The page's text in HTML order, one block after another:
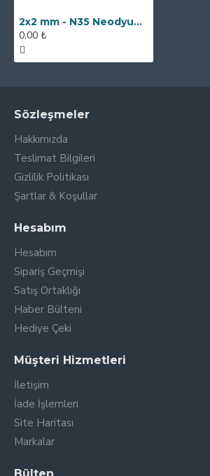
2x2 mm - N35 Neodyum Mıknatıs
0,00 ₺
Sözleşmeler
Hakkımızda
Teslimat Bilgileri
Gizlilik Politikası
Şartlar & Koşullar
Hesabım
Hesabım
Sipariş Geçmişi
Satış Ortaklığı
Haber Bülteni
Hediye Çeki
Müşteri Hizmetleri
İletişim
İade İşlemleri
Site Haritası
Markalar